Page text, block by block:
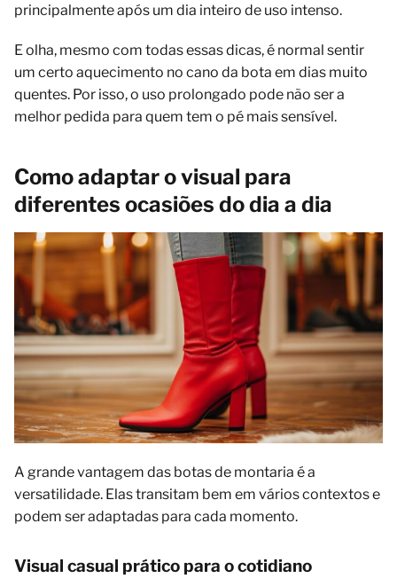
principalmente após um dia inteiro de uso intenso.
E olha, mesmo com todas essas dicas, é normal sentir
um certo aquecimento no cano da bota em dias muito
quentes. Por isso, o uso prolongado pode não ser a
melhor pedida para quem tem o pé mais sensível.
Como adaptar o visual para
diferentes ocasiões do dia a dia
A grande vantagem das botas de montaria é a
versatilidade. Elas transitam bem em vários contextos e
podem ser adaptadas para cada momento.
Visual casual prático para o cotidiano